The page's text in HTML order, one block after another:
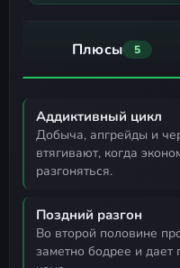
Плюсы 5
Аддиктивный цикл
добыча, апгрейды и череда престижей быстро
втягивают, когда
разгоняться.
Поздний разгон
во второй половине прохождения прогресс идет
заметно бодрее и дает